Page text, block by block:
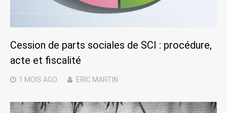
Cession de parts sociales de SCI : procédure,
acte et fiscalité
1 MOIS AGO ERIC MARTIN